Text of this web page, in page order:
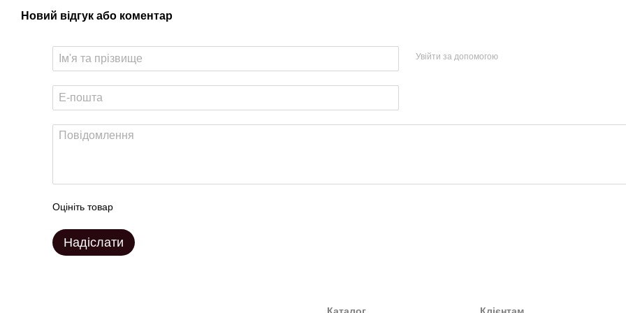
Новий відгук або коментар
Увійти за допомогою
Оцініть товар
Надіслати